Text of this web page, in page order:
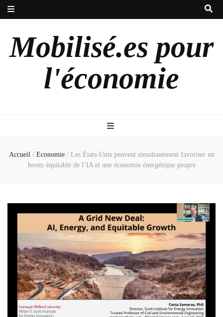
Mobilisé.es pour
l'économie
Accueil / Economie / Les États-Unis peuvent simultanément favoriser un
boom équitable de l’IA et une économie énergétique propre